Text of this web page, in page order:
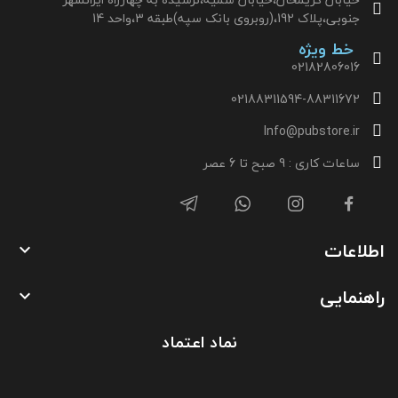
جنوبی،پلاک 192،(روبروی بانک سپه)طبقه 3،واحد 14
خط ویژه
02182806016
02188311594-88311672
Info@pubstore.ir
ساعات کاری : 9 صبح تا 6 عصر
اطلاعات 
راهنمایی 
نماد اعتماد